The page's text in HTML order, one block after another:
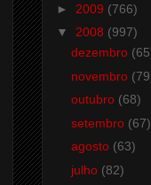
► 2009 (766)
▼ 2008 (997)
dezembro
novembro
outubro (68)
setembro (67)
agosto (63)
julho (82)